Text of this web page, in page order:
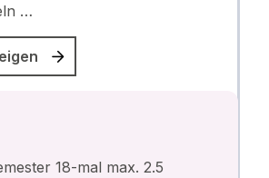
…
18-mal max. 2.5